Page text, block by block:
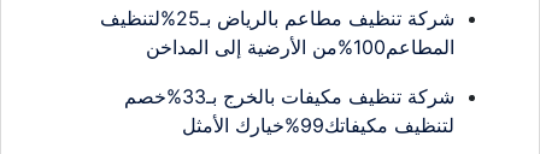
شركة تنظيف مطاعم بالرياض بـ25%لتنظيف
المطاعم100%من الأرضية إلى المداخن
شركة تنظيف مكيفات بالخرج بـ33%خصم
لتنظيف مكيفاتك99%خيارك الأمثل